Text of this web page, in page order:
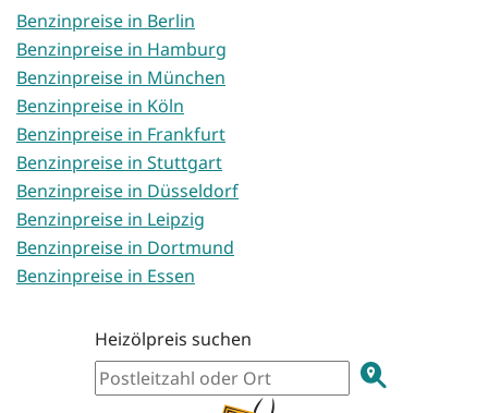
Benzinpreise in Berlin
Benzinpreise in Hamburg
Benzinpreise in München
Benzinpreise in Köln
Benzinpreise in Frankfurt
Benzinpreise in Stuttgart
Benzinpreise in Düsseldorf
Benzinpreise in Leipzig
Benzinpreise in Dortmund
Benzinpreise in Essen
Heizölpreis suchen